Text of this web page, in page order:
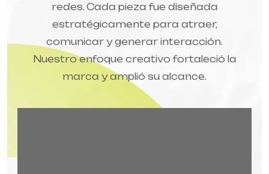
redes. Cada pieza fue diseñada
estratégicamente para atraer,
comunicar y generar interacción.
Nuestro enfoque creativo fortaleció la
marca y amplió su alcance.